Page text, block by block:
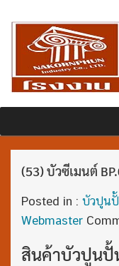
(53) บัวซีเมนต์
Posted in : บัวปูน
Webmaster
สินค้าบัวปูนปั้